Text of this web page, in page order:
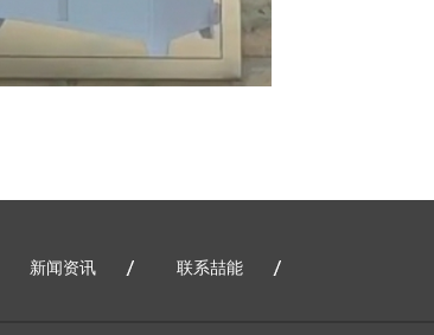
新闻资讯 联系喆能